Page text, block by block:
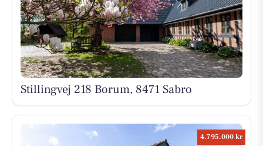
Stillingvej 218 Borum, 8471 Sabro
4.795.000 kr